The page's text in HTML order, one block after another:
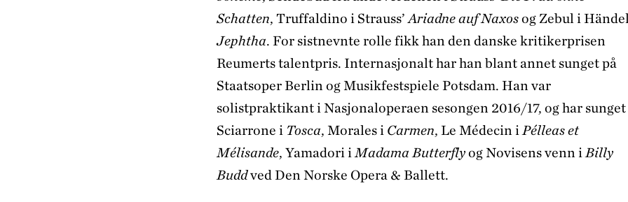
Schatten, Truffaldino i Strauss’Ariadne auf Naxosog Zebul i
Jephtha. For sistnevnte rolle fikk han den danske kritikerprisen
Reumerts talentpris. Internasjonalt har han blant annet sunget på
Staatsoper Berlin og Musikfestspiele Potsdam. Han var
solistpraktikant i Nasjonaloperaen sesongen 2016/17, og har sunget
Sciarrone i Tosca, Morales i Carmen, Le Médecin iPélleas et
Mélisande, Yamadori iMadama Butterflyog Novisens venn iBilly
Buddved Den Norske Opera & Ballett.